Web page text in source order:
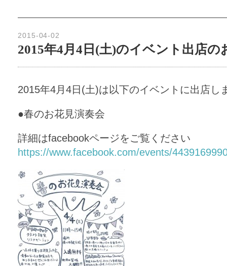
2015-04-02
2015年4月4日(土)のイベント出店の
2015年4月4日(土)は以下のイベントに出店し
●春のお花見演奏会
詳細はfacebookページをご覧ください
https://www.facebook.com/events/